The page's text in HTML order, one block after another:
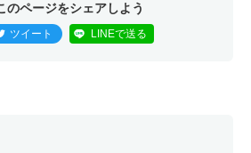
のページをシェアしよう
ツイート LINEで送る